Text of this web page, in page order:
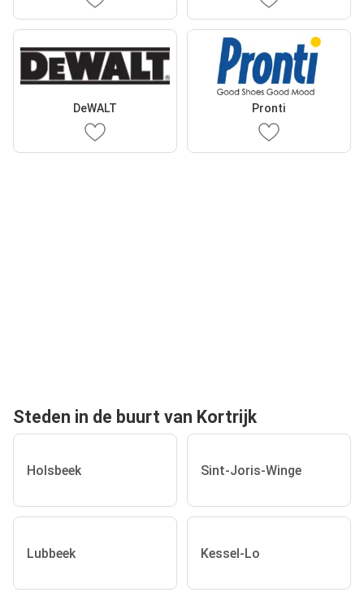
DeWALT Pronti
Steden in de buurt van Kortrijk
Holsbeek Sint-Joris-Winge
Lubbeek Kessel-Lo